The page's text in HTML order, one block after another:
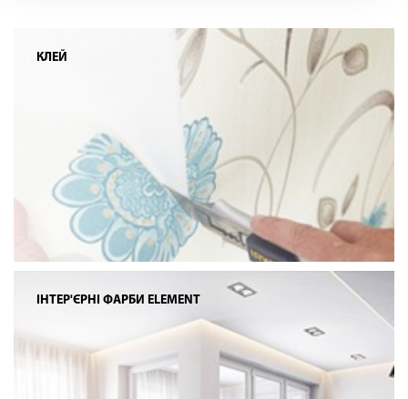
КЛЕЙ
ІНТЕР'ЄРНІ ФАРБИ ELEMENT